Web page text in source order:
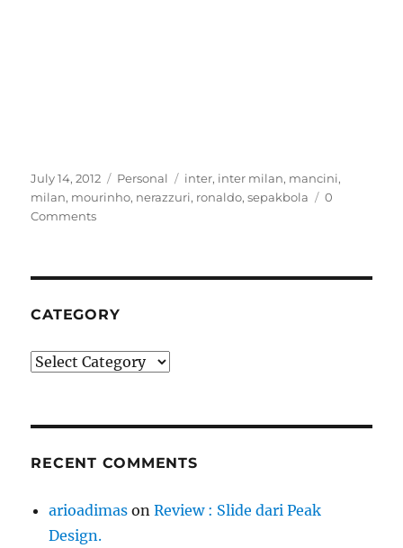
Posted
on
July 14, 2012 Categories
Personal Tags
inter, inter milan, mancini,
milan, mourinho, nerazzuri, ronaldo,sepakbola
0
Comments
CATEGORY
Category
RECENT COMMENTS
arioadimas onReview : Slide dari Peak
Design.